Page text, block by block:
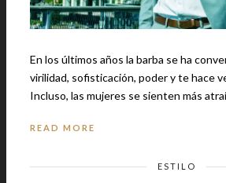
En los últimos años la barba se ha
virilidad, sofisticación, poder y te hace
Incluso, las mujeres se sienten más
READ MORE
ESTILO